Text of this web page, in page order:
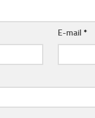
E-mail*